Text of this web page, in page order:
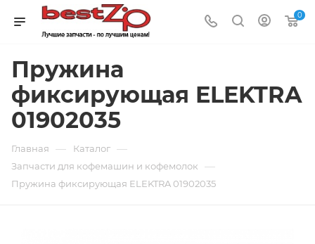
0
Пружина
фиксирующая ELEKTRA
01902035
Главная — Каталог —
Запчасти для кофемашин и кофемолок —
Пружина фиксирующая ELEKTRA 01902035